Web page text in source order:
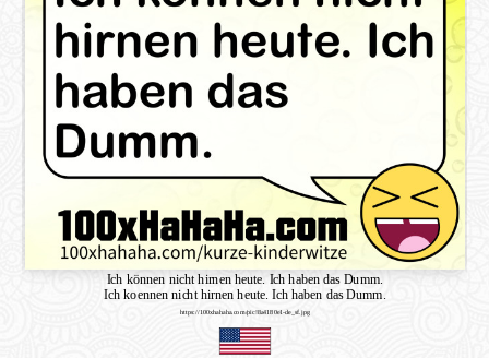
Ich können nicht hirnen heute. Ich haben das Dumm.
Ich koennen nicht hirnen heute. Ich haben das Dumm.
https://100xhahaha.com/pic!8a4180e1-de_sf.jpg